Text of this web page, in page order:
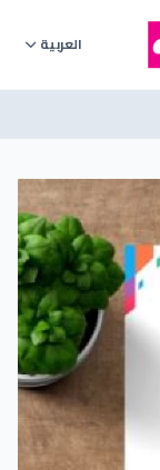
العربية